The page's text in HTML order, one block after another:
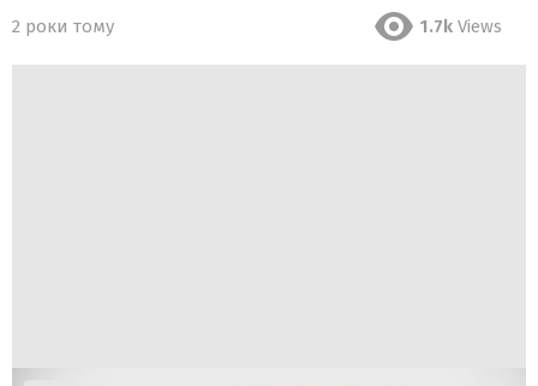
2 роки тому 1.7k Views